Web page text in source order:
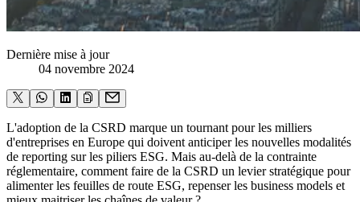
Dernière mise à jour
04 novembre 2024
L'adoption de la CSRD marque un tournant pour les milliers
d'entreprises en Europe qui doivent anticiper les nouvelles modalités
de reporting sur les piliers ESG. Mais au-delà de la contrainte
réglementaire, comment faire de la CSRD un levier stratégique pour
alimenter les feuilles de route ESG, repenser les business models et